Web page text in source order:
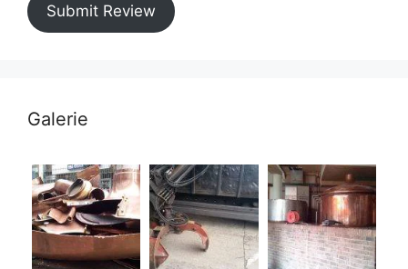
Submit Review
Galerie